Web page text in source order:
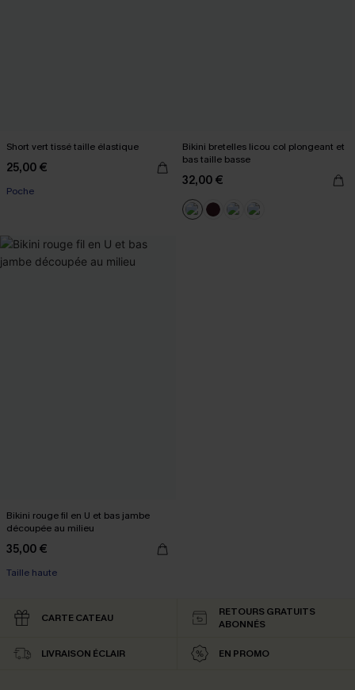
Short vert tissé taille élastique
25,00 €
Poche
Bikini bretelles licou col plongeant et
bas taille basse
32,00 €
Bikini rouge fil en U et bas jambe
découpée au milieu
35,00 €
Taille haute
CARTE CATEAU
RETOURS GRATUITS
ABONNÉS
LIVRAISON ÉCLAIR EN PROMO